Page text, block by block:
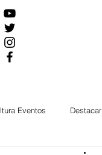
Eventos Destacar